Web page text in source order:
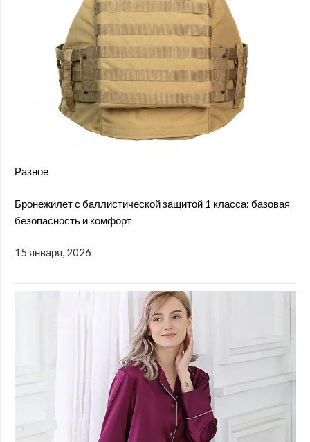
Разное
Бронежилет с баллистической защитой 1 класса: базовая
безопасность и комфорт
15 января, 2026